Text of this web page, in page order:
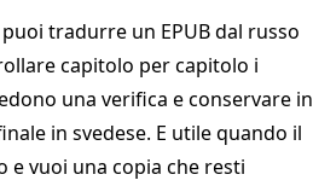
tradurre un EPUB dal russo
capitolo per capitolo i
una verifica e conservare in
in svedese. E utile quando il
e vuoi una copia che resti